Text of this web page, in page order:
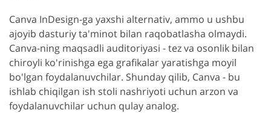
Canva InDesign-ga yaxshi alternativ, ammo u ushbu
ajoyib dasturiy ta'minot bilan raqobatlasha olmaydi.
Canva-ning maqsadli auditoriyasi - tez va osonlik bilan
chiroyli ko'rinishga ega grafikalar yaratishga moyil
bo'lgan foydalanuvchilar. Shunday qilib, Canva - bu
ishlab chiqilgan ish stoli nashriyoti uchun arzon va
foydalanuvchilar uchun qulay analog.